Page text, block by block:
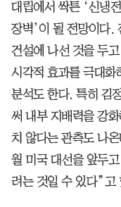
대립에서 싹튼 ‘신냉
장벽’이 될 전망이다.
건설에 나선 것을 두
시각적 효과를 극대화
분석도 한다. 특히 김
써 내부 지배력을 강
치 않다는 관측도 나
월 미국 대선을 앞두
려는 것일 수 있다”고